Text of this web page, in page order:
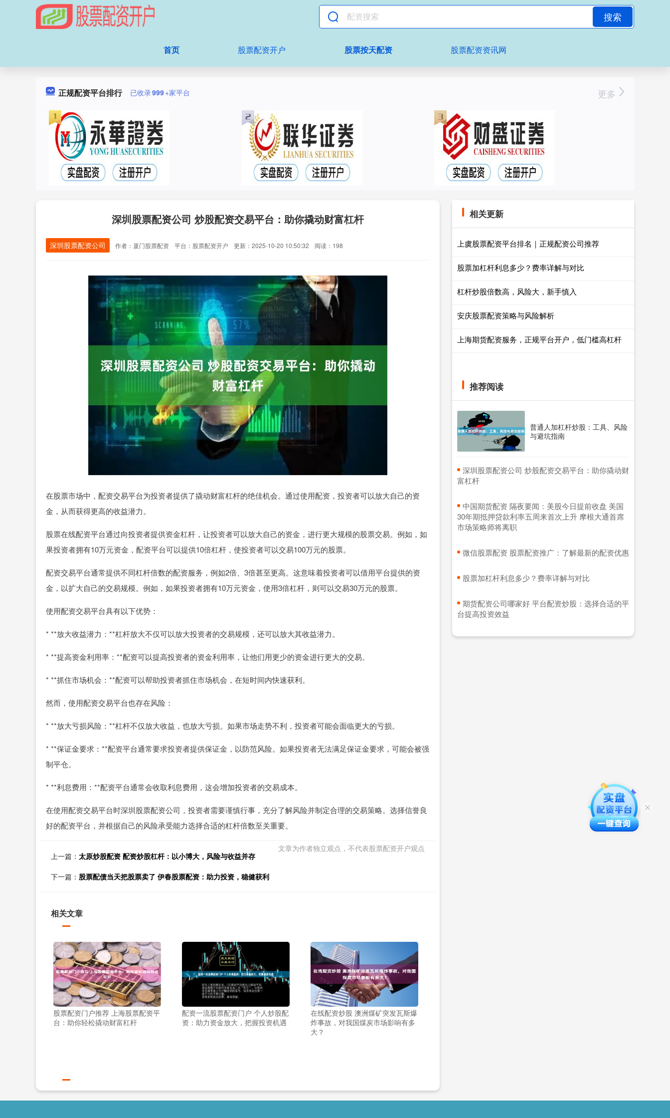
搜索
首页 股票配资开户 股票按天配资 股票配资资讯网
正规配资平台排行 已收录999+家平台 更多
深圳股票配资公司 炒股配资交易平台：助你撬动财富杠杆
深圳股票配资公司 作者：厦门股票配资 平台：股票配资开户 更新：2025-10-20 10:50:32 阅读：198
在股票市场中，配资交易平台为投资者提供了撬动财富杠杆的绝佳机会。通过使用配资，投资者可以放大自己的资
金，从而获得更高的收益潜力。
股票在线配资平台通过向投资者提供资金杠杆，让投资者可以放大自己的资金，进行更大规模的股票交易。例如，如
果投资者拥有10万元资金，配资平台可以提供10倍杠杆，使投资者可以交易100万元的股票。
配资交易平台通常提供不同杠杆倍数的配资服务，例如2倍、3倍甚至更高。这意味着投资者可以借用平台提供的资
金，以扩大自己的交易规模。例如，如果投资者拥有10万元资金，使用3倍杠杆，则可以交易30万元的股票。
使用配资交易平台具有以下优势：
* **放大收益潜力：**杠杆放大不仅可以放大投资者的交易规模，还可以放大其收益潜力。
* **提高资金利用率：**配资可以提高投资者的资金利用率，让他们用更少的资金进行更大的交易。
* **抓住市场机会：**配资可以帮助投资者抓住市场机会，在短时间内快速获利。
然而，使用配资交易平台也存在风险：
* **放大亏损风险：**杠杆不仅放大收益，也放大亏损。如果市场走势不利，投资者可能会面临更大的亏损。
* **保证金要求：**配资平台通常要求投资者提供保证金，以防范风险。如果投资者无法满足保证金要求，可能会被强
制平仓。
* **利息费用：**配资平台通常会收取利息费用，这会增加投资者的交易成本。
在使用配资交易平台时深圳股票配资公司，投资者需要谨慎行事，充分了解风险并制定合理的交易策略。选择信誉良
好的配资平台，并根据自己的风险承受能力选择合适的杠杆倍数至关重要。
文章为作者独立观点，不代表股票配资开户观点
上一篇： 太原炒股配资 配资炒股杠杆：以小博大，风险与收益并存
下一篇： 股票配债当天把股票卖了 伊春股票配资：助力投资，稳健获利
相关文章
股票配资门户推荐 上海股票配资平
台：助你轻松撬动财富杠杆
配资一流股票配资门户 个人炒股配
资：助力资金放大，把握投资机遇
在线配资炒股 澳洲煤矿突发瓦斯爆
炸事故，对我国煤炭市场影响有多
大？
相关更新
上虞股票配资平台排名｜正规配资公司推荐
股票加杠杆利息多少？费率详解与对比
杠杆炒股倍数高，风险大，新手慎入
安庆股票配资策略与风险解析
上海期货配资服务，正规平台开户，低门槛高杠杆
推荐阅读
普通人加杠杆炒股：工具、风险
与避坑指南
​深圳股票配资公司 炒股配资交易平台：助你撬动财
富杠杆
​中国期货配资 隔夜要闻：美股今日提前收盘 美国
30年期抵押贷款利率五周来首次上升 摩根大通首席
市场策略师将离职
​微信股票配资 股票配资推广：了解最新的配资优惠
​股票加杠杆利息多少？费率详解与对比
​期货配资公司哪家好 平台配资炒股：选择合适的平
台提高投资效益